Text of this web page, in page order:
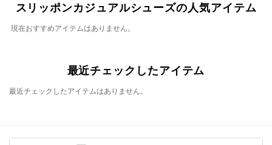
スリッポンカジュアルシューズの人気アイテム
現在おすすめアイテムはありません。
最近チェックしたアイテム
最近チェックしたアイテムはありません。